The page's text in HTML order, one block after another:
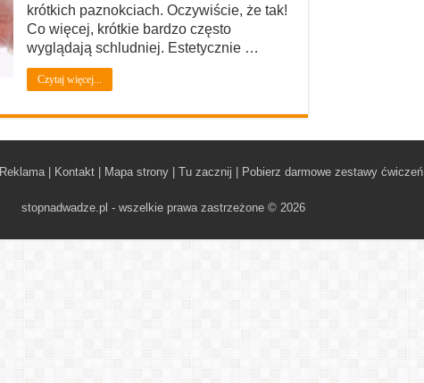
krótkich paznokciach. Oczywiście, że tak!
Co więcej, krótkie bardzo często
wyglądają schludniej. Estetycznie …
Czytaj więcej...
Reklama| Kontakt Mapa strony Tu zacznij Pobierz darmowe zestawy ćwiczeń
stopnadwadze.pl - wszelkie prawa zastrzeżone © 2026